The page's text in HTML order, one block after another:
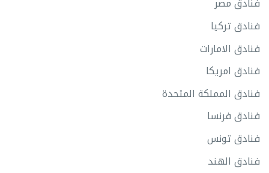
فنادق تركيا
فنادق الامارات
فنادق امريكا
فنادق المملكة المتحدة
فنادق فرنسا
فنادق تونس
فنادق الهند